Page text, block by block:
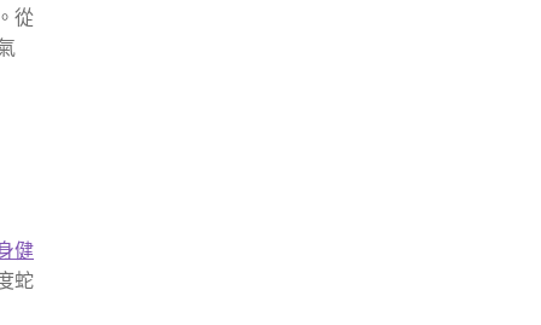
從
健
蛇